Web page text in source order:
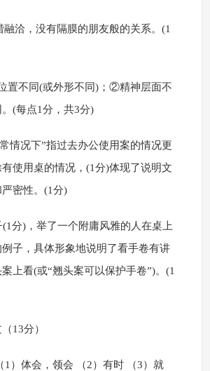
融洽，没有隔膜的朋友般的关系。(1
置不同(或外形不同)；②精神层面不
(每点1分，共3分)
情况下”指过去办公使用案的情况更
使用桌的情况，(1分)体现了说明文
密性。(1分)
(1分)，举了一个附庸风雅的人在桌上
子，具体形象地说明了看手卷有讲
上看(或“翘头案可以保护手卷”)。(1
13分）
1）体会，领会 （2）有时 （3）就